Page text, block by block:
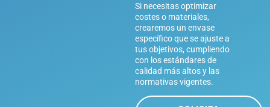
Si necesitas optimizar
costes o materiales,
crearemos un envase
específico que se ajuste a
tus objetivos, cumpliendo
con los estándares de
calidad más altos y las
normativas vigentes.